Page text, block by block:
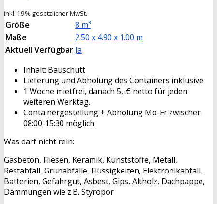
inkl. 19% gesetzlicher MwSt.
Größe
8 m³
Maße
2.50 x 4.90 x 1.00 m
Aktuell Verfügbar Ja
Inhalt: Bauschutt
Lieferung und Abholung des Containers inklusive
1 Woche mietfrei, danach 5,-€ netto für jeden
weiteren Werktag.
Containergestellung + Abholung Mo-Fr zwischen
08:00-15:30 möglich
Was darf nicht rein:
Gasbeton, Fliesen, Keramik, Kunststoffe, Metall,
Restabfall, Grünabfälle, Flüssigkeiten, Elektronikabfall,
Batterien, Gefahrgut, Asbest, Gips, Altholz, Dachpappe,
Dämmungen wie z.B. Styropor